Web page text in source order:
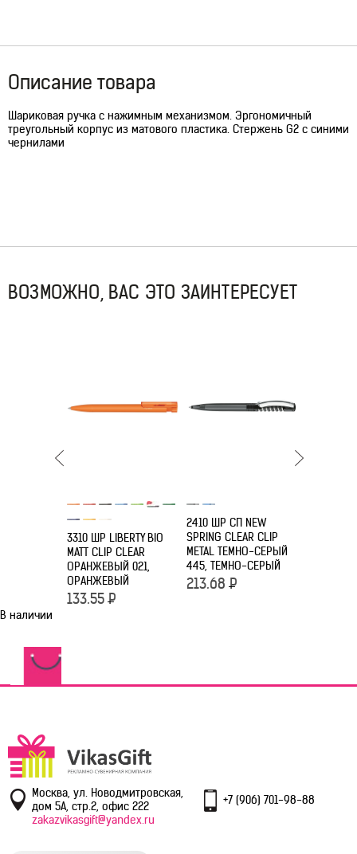
Описание товара
Шариковая ручка с нажимным механизмом. Эргономичный
треугольный корпус из матового пластика. Стержень G2 c синими
чернилами
ВОЗМОЖНО, ВАС ЭТО ЗАИНТЕРЕСУЕТ
3310 ШР LIBERTY BIO
MATT CLIP CLEAR
ОРАНЖЕВЫЙ 021,
ОРАНЖЕВЫЙ
133.55 Р
2410 ШР СП NEW
SPRING CLEAR CLIP
METAL ТЕМНО-СЕРЫЙ
445, ТЕМНО-СЕРЫЙ
213.68 Р
В наличии
Москва, ул. Новодмитровская,
дом 5А, стр.2, офис 222
+7 (906) 701-98-88
zakazvikasgift@yandex.ru